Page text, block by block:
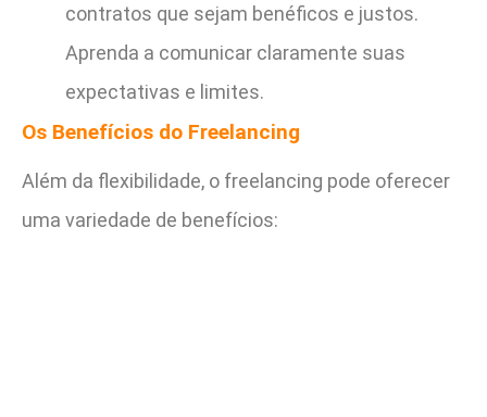
contratos que sejam benéficos e justos.
Aprenda a comunicar claramente suas
expectativas e limites.
Os Benefícios do Freelancing
Além da flexibilidade, o freelancing pode oferecer
uma variedade de benefícios: